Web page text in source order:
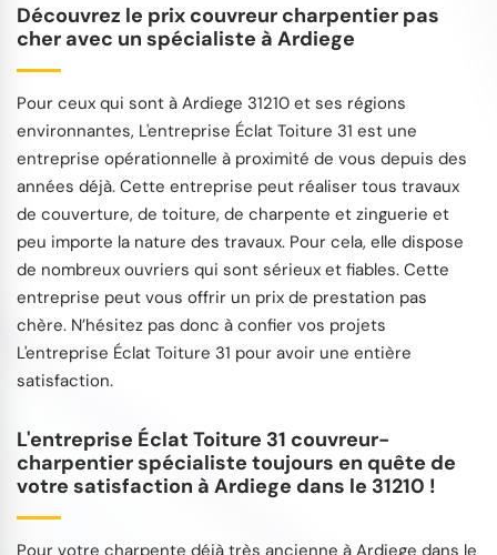
Découvrez le prix couvreur charpentier pas
cher avec un spécialiste à Ardiege
Pour ceux qui sont à Ardiege 31210 et ses régions
environnantes, L'entreprise Éclat Toiture 31 est une
entreprise opérationnelle à proximité de vous depuis des
années déjà. Cette entreprise peut réaliser tous travaux
de couverture, de toiture, de charpente et zinguerie et
peu importe la nature des travaux. Pour cela, elle dispose
de nombreux ouvriers qui sont sérieux et fiables. Cette
entreprise peut vous offrir un prix de prestation pas
chère. N’hésitez pas donc à confier vos projets
L'entreprise Éclat Toiture 31 pour avoir une entière
satisfaction.
L'entreprise Éclat Toiture 31 couvreur-
charpentier spécialiste toujours en quête de
votre satisfaction à Ardiege dans le 31210 !
Pour votre charpente déjà très ancienne à Ardiege dans le